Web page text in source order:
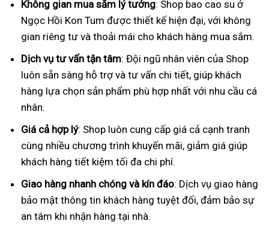
Không gian mua sắm lý tưởng: Shop bao cao su ở
Ngọc Hồi Kon Tum được thiết kế hiện đại, với không
gian riêng tư và thoải mái cho khách hàng mua sắm.
Dịch vụ tư vấn tận tâm: Đội ngũ nhân viên của Shop
luôn sẵn sàng hỗ trợ và tư vấn chi tiết, giúp khách
hàng lựa chọn sản phẩm phù hợp nhất với nhu cầu cá
nhân.
Giá cả hợp lý: Shop luôn cung cấp giá cả cạnh tranh
cùng nhiều chương trình khuyến mãi, giảm giá giúp
khách hàng tiết kiệm tối đa chi phí.
Giao hàng nhanh chóng và kín đáo: Dịch vụ giao hàng
bảo mật thông tin khách hàng tuyệt đối, đảm bảo sự
an tâm khi nhận hàng tại nhà.